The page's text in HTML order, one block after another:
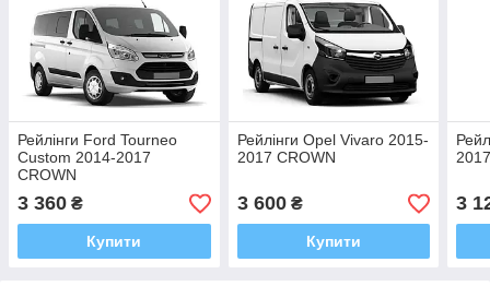
Рейлінги Ford Tourneo
Custom 2014-2017
CROWN
3 360 ₴
Купити
Рейлінги Opel Vivaro 2015-
2017 CROWN
3 600₴
Купити
3